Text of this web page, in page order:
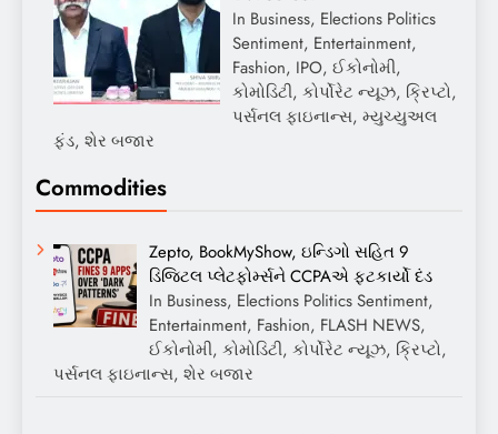
In Business, Elections Politics
Sentiment, Entertainment,
Fashion, IPO, ઈકોનોમી,
કોમોડિટી, કોર્પોરેટ ન્યૂઝ, ક્રિપ્ટો,
પર્સનલ ફાઇનાન્સ, મ્યુચ્યુઅલ
ફંડ, શેર બજાર
Commodities
Zepto, BookMyShow, ઇન્ડિગો સહિત 9
ડિજિટલ પ્લેટફોર્મ્સને CCPAએ ફટકાર્યો દંડ
In Business, Elections Politics Sentiment,
Entertainment, Fashion, FLASH NEWS,
ઈકોનોમી, કોમોડિટી, કોર્પોરેટ ન્યૂઝ, ક્રિપ્ટો,
પર્સનલ ફાઇનાન્સ, શેર બજાર